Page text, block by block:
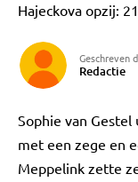
Hajeckova opzij:
Geschreven
Redactie
Sophie van
met een zege en
Meppelink zette